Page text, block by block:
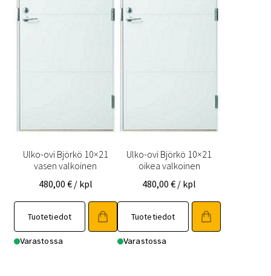
Ulko-ovi Björkö 10×21
vasen valkoinen
480,00 € / kpl
Tuotetiedot
Varastossa
Ulko-ovi Björkö 10×21
oikea valkoinen
480,00€ / kpl
Tuotetiedot
Varastossa